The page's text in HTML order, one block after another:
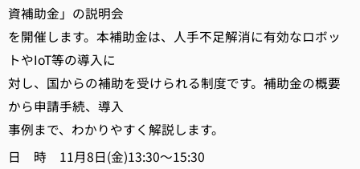
資補助金」の説明会
を開催します。本補助金は、人手不足解消に有効なロボッ
トやIoT等の導入に
対し、国からの補助を受けられる制度です。補助金の概要
から申請手続、導入
事例まで、わかりやすく解説します。
日 時 11月8日(金)13:30～15:30